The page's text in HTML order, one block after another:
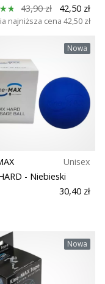
43,90 zł
42,50 zł
najniższa cena 42,50 zł
Nowa
Unisex
- Niebieski
30,40 zł
Nowa